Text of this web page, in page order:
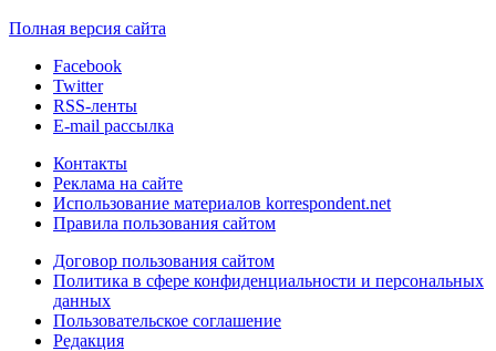
Полная версия сайта
Facebook
Twitter
RSS-ленты
E-mail рассылка
Контакты
Реклама на сайте
Использование материалов korrespondent.net
Правила пользования сайтом
Договор пользования сайтом
Политика в сфере конфиденциальности и персональных
данных
Пользовательское соглашение
Редакция